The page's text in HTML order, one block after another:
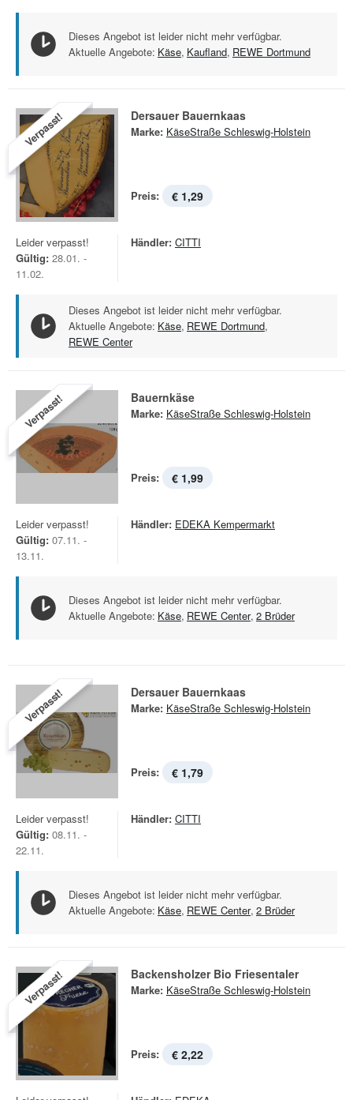
Dieses Angebot ist leider nicht mehr verfügbar.
Aktuelle Angebote: Käse, Kaufland, REWE Dortmund
Verpasst! Dersauer Bauernkaas
Marke: KäseStraße Schleswig-Holstein
Preis: € 1,29
Leider verpasst!
Gültig: 28.01. -
11.02.
Händler: CITTI
Dieses Angebot ist leider nicht mehr verfügbar.
Aktuelle Angebote: Käse, REWE Dortmund,
REWE Center
Verpasst! Bauernkäse
Marke: KäseStraße Schleswig-Holstein
Preis: € 1,99
Leider verpasst!
Gültig: 07.11. -
13.11.
Händler: EDEKA Kempermarkt
Dieses Angebot ist leider nicht mehr verfügbar.
Aktuelle Angebote: Käse, REWE Center, 2 Brüder
Verpasst! Dersauer Bauernkaas
Marke: KäseStraße Schleswig-Holstein
Preis: € 1,79
Leider verpasst!
Gültig: 08.11. -
22.11.
Händler: CITTI
Dieses Angebot ist leider nicht mehr verfügbar.
Aktuelle Angebote: Käse, REWE Center, 2 Brüder
Verpasst! Backensholzer Bio Friesentaler
Marke: KäseStraße Schleswig-Holstein
Preis: € 2,22